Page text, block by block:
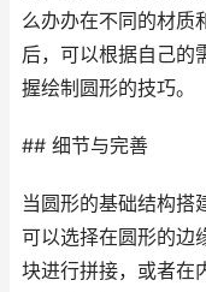
么办办在不同的材质
后，可以根据自己的
握绘制圆形的技巧。
## 细节与完善
当圆形的基础结构搭
可以选择在圆形的边
块进行拼接，或者在